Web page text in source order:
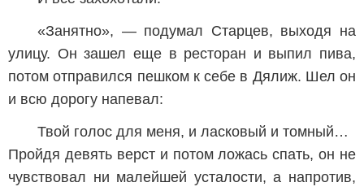
«Занятно», — подумал Старцев, выходя на
улицу. Он зашел еще в ресторан и выпил пива,
потом отправился пешком к себе в Дялиж. Шел он
и всю дорогу напевал:
Твой голос для меня, и ласковый и томный…
Пройдя девять верст и потом ложась спать, он не
чувствовал ни малейшей усталости, а напротив,